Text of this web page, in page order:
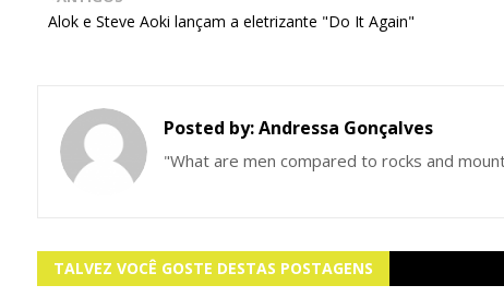
Alok e Steve Aoki lançam a eletrizante "Do It Again"
Posted by:Andressa Gonçalves
"What are men compared to rocks and
TALVEZ VOCÊ GOSTE DESTAS POSTAGENS